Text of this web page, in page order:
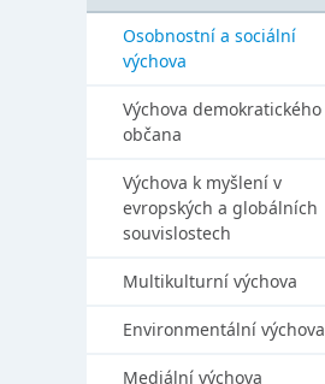
Osobnostní a sociální
výchova
Výchova demokratického
občana
Výchova k myšlení v
evropských a globálních
souvislostech
Multikulturní výchova
Environmentální výchova
Mediální výchova